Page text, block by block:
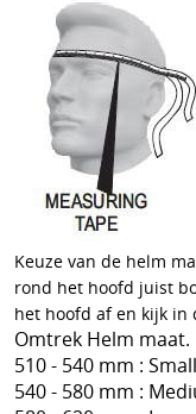
Keuze van de helm
rond het hoofd juist
het hoofd af en kijk in
Omtrek Helm maat.
510 - 540 mm : Small
540 - 580 mm :